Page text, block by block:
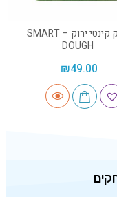
בצק קינטי ירוק – SMART
DOUGH
₪49.00